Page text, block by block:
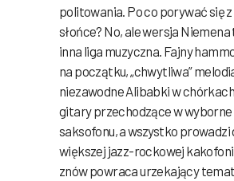
politowania. Po co porywać się
słońce? No, ale wersja Niemena
inna liga muzyczna. Fajny
na początku, „chwytliwa”
niezawodne Alibabki w
gitary przechodzące w wyborne
saksofonu, a wszystko prowadzi
większej jazz-rockowej
znów powraca urzekający